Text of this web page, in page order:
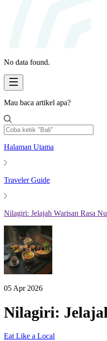
No data found.
Mau baca artikel apa?
Halaman Utama
Traveler Guide
Nilagiri: Jelajah Warisan Rasa
05 Apr 2026
Nilagiri:
Eat Like a Local